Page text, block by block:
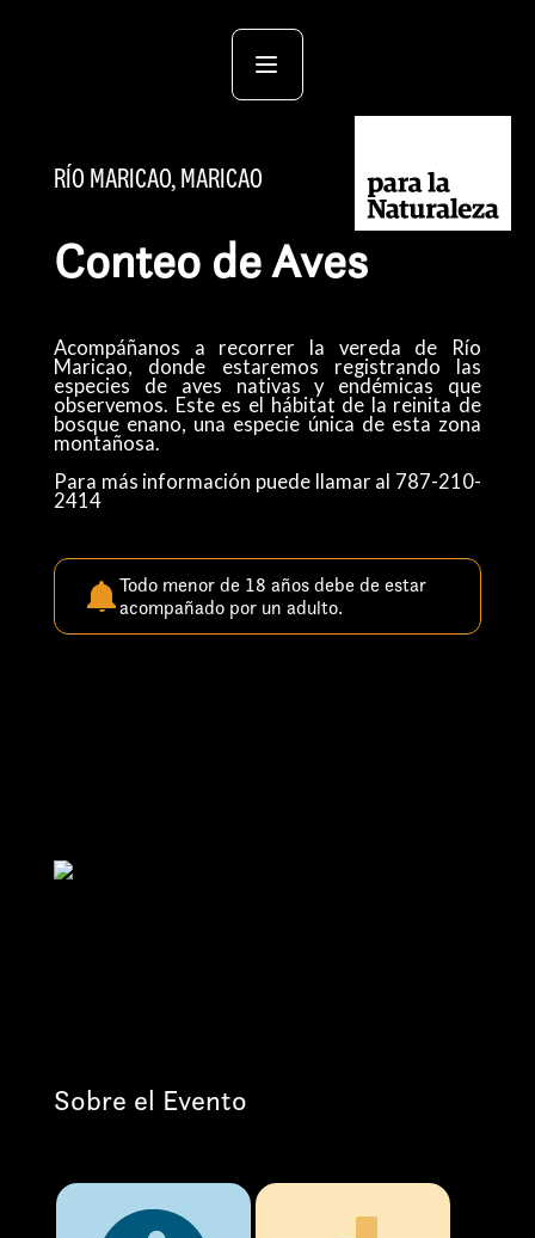
RÍO MARICAO, MARICAO
Conteo de Aves
Acompáñanos a recorrer la vereda de Río
Maricao, donde estaremos registrando las
especies de aves nativas y endémicas que
observemos. Este es el hábitat de la reinita de
bosque enano, una especie única de esta zona
montañosa.
Para más información puede llamar al 787-210-
2414
Todo menor de 18 años debe de estar
acompañado por un adulto.
Sobre el Evento